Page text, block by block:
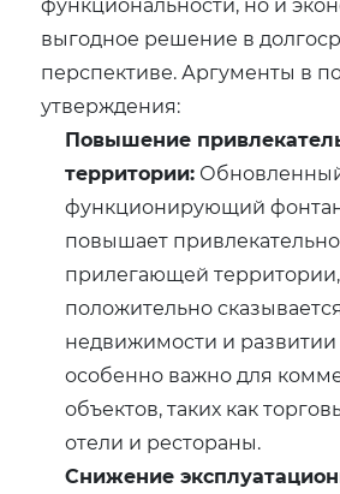
выгодное решение в
перспективе. Аргументы в
утверждения:
Повышение
территории:
функционирующий
повышает
прилегающей
положительно
недвижимости и развитии
особенно важно для
объектов, таких как
отели и рестораны.
Снижение